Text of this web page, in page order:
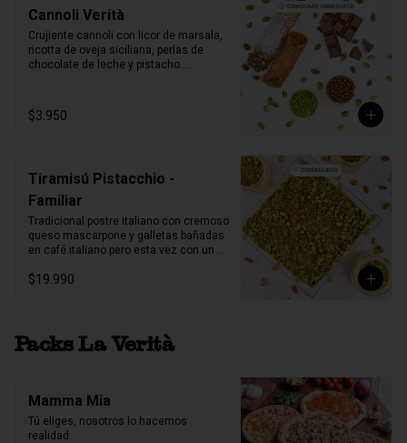
Cannoli Verità
Crujiente cannoli con licor de marsala,
ricotta de oveja siciliana, perlas de
chocolate de leche y pistacho.
$3.950
Tiramisú Pistacchio -
Familiar
Tradicional postre italiano con cremoso
queso mascarpone y galletas bañadas
en café italiano pero esta vez con un
Fuente acrilico, 6-8 porc.
$19.990
Packs La Verità
Mamma Mia
Tú eliges, nosotros lo hacemos
realidad.